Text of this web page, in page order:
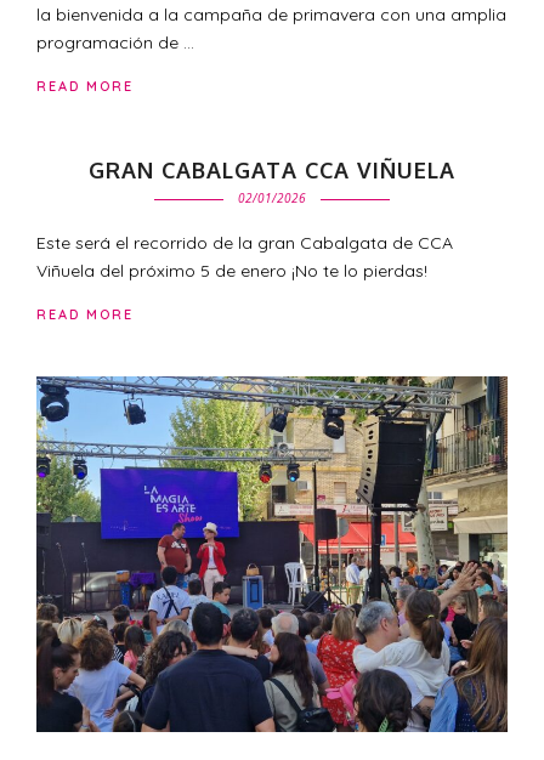
la bienvenida a la campaña de primavera con una amplia
programación de …
READ MORE
GRAN CABALGATA CCA VIÑUELA
02/01/2026
Este será el recorrido de la gran Cabalgata de CCA
Viñuela del próximo 5 de enero ¡No te lo pierdas!
READ MORE